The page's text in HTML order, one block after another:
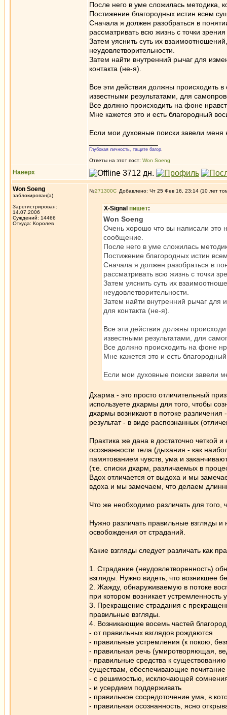
После него в уме сложилась методика,
Постижение благородных истин всем
Сначала я должен разобраться в
рассматривать всю жизнь с точки
Затем уяснить суть их
неудовлетворительности.
Затем найти внутренний рычаг для
контакта (не-я).
Все эти действия должны происходить
известными результатами, для
Все должно происходить на фоне
Мне кажется это и есть благородный
Если мои духовные поиски завели меня
Глубокая личность, тащите багор.
Ответы на этот пост: Won Soeng
Наверх
Won Soeng
заблокирован(а)
Зарегистрирован:
14.07.2006
Суждений: 14466
Откуда: Королев
№271300 Добавлено: Чт 25 Фев 16, 23:14 (10 лет
X-Signal пишет:
Won Soeng
Очень хорошо что вы написали это
сообщение.
После него в уме сложилась
Постижение благородных истин
Сначала я должен разобраться в
рассматривать всю жизнь с точки
Затем уяснить суть их
неудовлетворительности.
Затем найти внутренний рычаг для
для контакта (не-я).
Все эти действия должны
известными результатами, для
Все должно происходить на фоне
Мне кажется это и есть
Если мои духовные поиски завели
Дхарма - это просто отличительный
используете дхармы для того, чтобы
дхармы возникают в потоке
результат - в виде распознанных
Практика же дана в достаточно четкой
осознанности тела (дыхания - как
памятованием чувств, ума и
(т.е. списки дхарм, различаемых в
Вдох отличается от выдоха и мы
вдоха и мы замечаем, что делаем
Что же необходимо различать для того,
Нужно различать правильные взгляды
освобождения от страданий.
Какие взгляды следует различать как
1. Страдание (неудовлетворенность)
взгляды. Нужно видеть, что возникшее
2. Жажду, обнаруживаемую в потоке
при котором возникает устремленность
3. Прекращение страдания с
правильные взгляды.
4. Возникающие восемь частей
- от правильных взглядов рождаются
- правильные устремления (к покою,
- правильная речь (умиротворяющая,
- правильные средства к
существам, обеспечивающие
- с решимостью, исключающей
- и усердием поддерживать
- правильное сосредоточение ума, в
- правильная осознанность, ясно